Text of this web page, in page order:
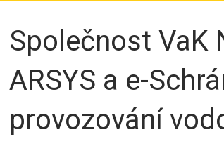
Společnost VaK
ARSYS a e-
provozování